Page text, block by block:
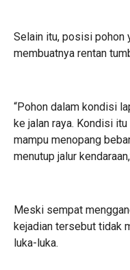
Selain itu, posisi pohon
membuatnya rentan
“Pohon dalam kondisi
ke jalan raya. Kondisi
mampu menopang
menutup jalur
Meski sempat
kejadian tersebut tidak
luka-luka.